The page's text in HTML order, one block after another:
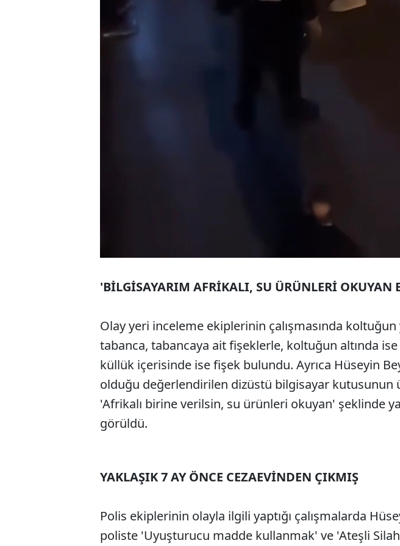
'BİLGİSAYARIM AFRİKALI, SU ÜRÜNLERİ OKUYAN
Olay yeri inceleme ekiplerinin çalışmasında koltuğun
tabanca, tabancaya ait fişeklerle, koltuğun altında
küllük içerisinde ise fişek bulundu. Ayrıca Hüseyin
olduğu değerlendirilen dizüstü bilgisayar kutusunun
'Afrikalı birine verilsin, su ürünleri okuyan' şeklinde
görüldü.
YAKLAŞIK 7 AY ÖNCE CEZAEVİNDEN ÇIKMIŞ
Polis ekiplerinin olayla ilgili yaptığı çalışmalarda
poliste 'Uyuşturucu madde kullanmak' ve 'Ateşli